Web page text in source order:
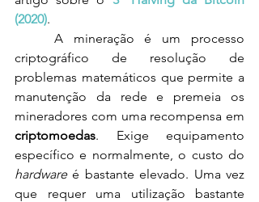
(2020).
criptográfico de resolução de
problemas matemáticos que permite a
manutenção da rede e premeia os
criptomoedas. Exige equipamento
hardware é bastante elevado. Uma vez
que requer uma utilização bastante